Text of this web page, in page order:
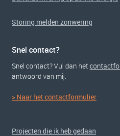
Storing melden zonwering
Snel contact?
Snel contact? Vul dan het
antwoord van mij.
> Naar het contactformulier
Projecten die ik heb gedaan